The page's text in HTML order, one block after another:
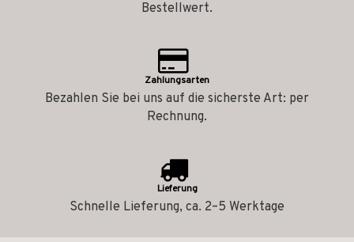
Bestellwert.
Zahlungsarten
Bezahlen Sie bei uns auf die sicherste Art: per
Rechnung.
Lieferung
Schnelle Lieferung, ca. 2–5 Werktage